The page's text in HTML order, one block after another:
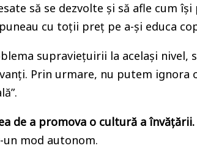
să se dezvolte și să afle cum
cu toții preț pe a-și educa
supraviețuirii la același
Prin urmare, nu putem ignora
de a promova o cultură a învățării.
mod autonom.